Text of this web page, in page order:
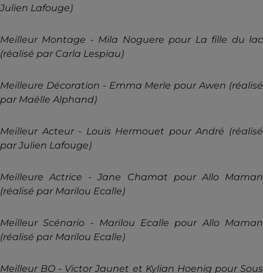
Julien Lafouge)
Meilleur Montage - Mila Noguere pour La fille du lac
(réalisé par Carla Lespiau)
Meilleure Décoration - Emma Merle pour Awen (réalisé
par Maëlle Alphand)
Meilleur Acteur - Louis Hermouet pour André (réalisé
par Julien Lafouge)
Meilleure Actrice - Jane Chamat pour Allo Maman
(réalisé par Marilou Ecalle)
Meilleur Scénario - Marilou Ecalle pour Allo Maman
(réalisé par Marilou Ecalle)
Meilleur BO - Victor Jaunet et Kylian Hoenig pour Sous